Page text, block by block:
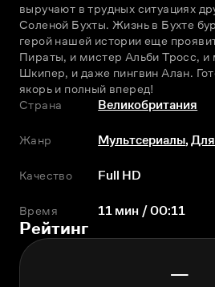
выручают в трудных ситуациях
Соленой Бухты. Жизнь в Бухте
герой нашей истории еще
Пираты, и мистер Альби Тросс,
Шкипер, и даже пингвин Алан.
якорь и полный вперед!
Страна
Великобритания
Жанр Мультсериалы,
Качество Full HD
Время 11 мин / 00:11
Рейтинг
—